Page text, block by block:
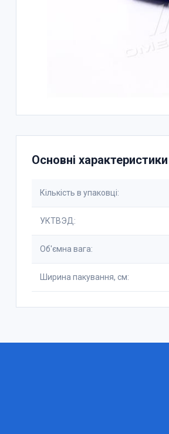
Основні характеристики
Кількість в упаковці:
УКТВЭД:
Об'ємна вага:
Ширина пакування, см: